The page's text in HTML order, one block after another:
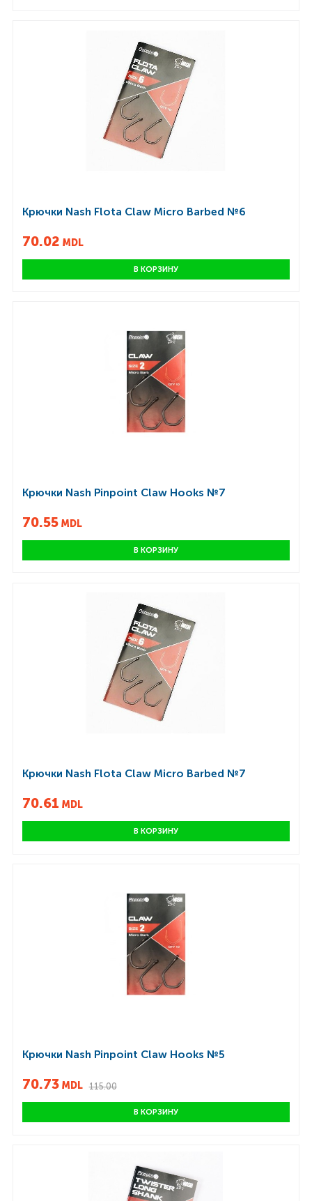
Крючки Nash Flota Claw Micro Barbed №6
70.02 MDL
В КОРЗИНУ
Крючки Nash Pinpoint Claw Hooks №7
70.55MDL
В КОРЗИНУ
Крючки Nash Flota Claw Micro Barbed №7
70.61 MDL
В КОРЗИНУ
Крючки Nash Pinpoint Claw Hooks №5
70.73MDL 115.00
В КОРЗИНУ